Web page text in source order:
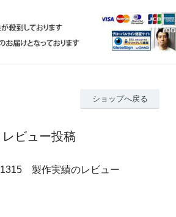
ショップへ戻る
レビュー投稿
1315 製作実績のレビュー